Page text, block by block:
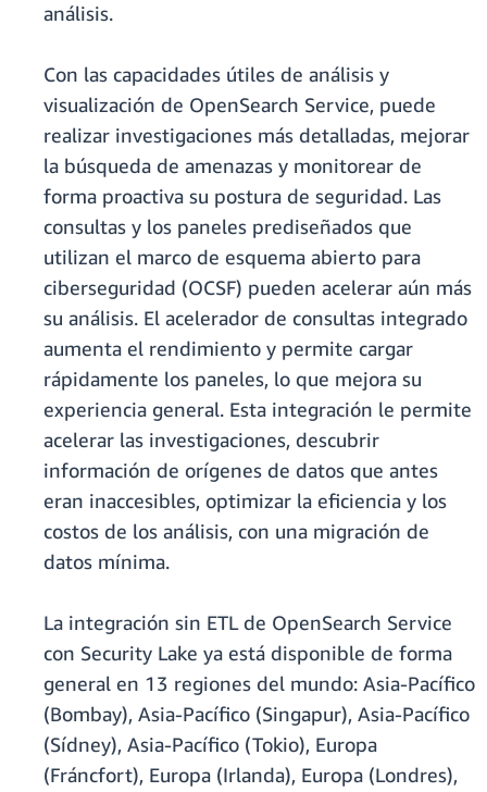
análisis.
Con las capacidades útiles de análisis y
visualización de OpenSearch Service, puede
realizar investigaciones más detalladas, mejorar
la búsqueda de amenazas y monitorear de
forma proactiva su postura de seguridad. Las
consultas y los paneles prediseñados que
utilizan el marco de esquema abierto para
ciberseguridad (OCSF) pueden acelerar aún más
su análisis. El acelerador de consultas integrado
aumenta el rendimiento y permite cargar
rápidamente los paneles, lo que mejora su
experiencia general. Esta integración le permite
acelerar las investigaciones, descubrir
información de orígenes de datos que antes
eran inaccesibles, optimizar la eficiencia y los
costos de los análisis, con una migración de
datos mínima.
La integración sin ETL de OpenSearch Service
con Security Lake ya está disponible de forma
general en 13 regiones del mundo: Asia-Pacífico
(Bombay), Asia-Pacífico (Singapur), Asia-Pacífico
(Sídney), Asia-Pacífico (Tokio), Europa
(Fráncfort), Europa (Irlanda), Europa (Londres),